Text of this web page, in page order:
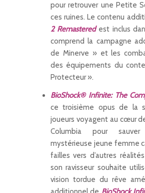
pour retrouver une Petite
ces ruines. Le contenu
2 Remasteredest inclus
comprend la campagne
de Minerve » et les
des équipements du
Protecteur ».
BioShock® Infinite: The
ce troisième opus de la
joueurs voyagent au cœur
Columbia pour
mystérieuse jeune femme
failles vers d’autres
son ravisseur souhaite
vision tordue du rêve